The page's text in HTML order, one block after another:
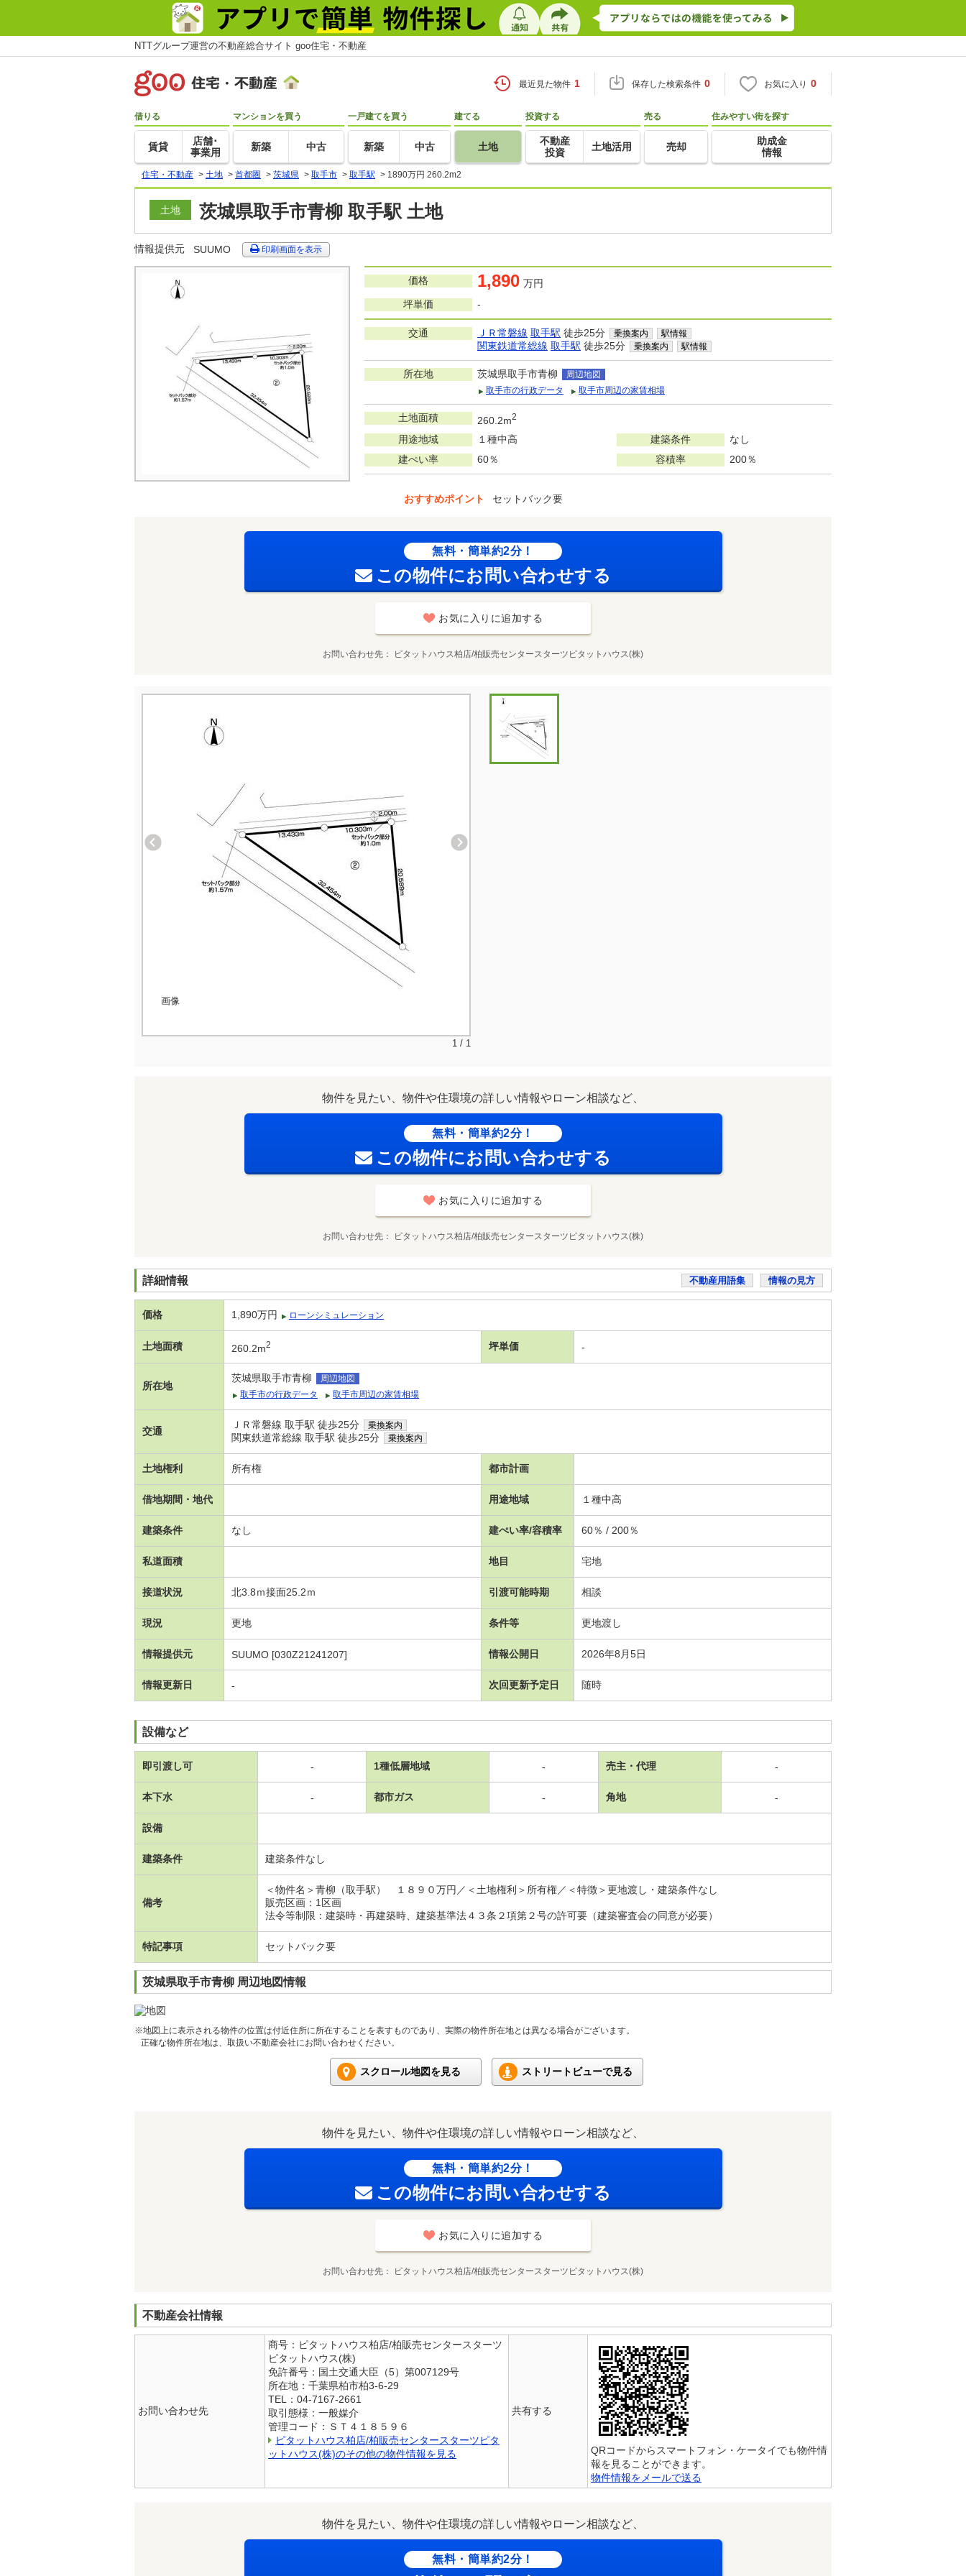
NTTグループ運営の不動産総合サイト goo住宅・不動産
最近見た物件 1 保存した検索条件 0 お気に入り 0
借りる
賃貸
店舗･
事業用
マンションを買う
新築 中古
一戸建てを買う
新築 中古
建てる
土地
投資する
不動産
投資
土地活用
売る
売却
住みやすい街を探す
助成金
情報
住宅・不動産 > 土地 > 首都圏 > 茨城県 > 取手市 > 取手駅 > 1890万円 260.2m2
土地 茨城県取手市青柳 取手駅 土地
情報提供元 SUUMO 印刷画面を表示
価格 1,890 万円
坪単価
-
交通 ＪＲ常磐線 取手駅 徒歩25分 乗換案内 駅情報
関東鉄道常総線 取手駅 徒歩25分 乗換案内 駅情報
所在地 茨城県取手市青柳
周辺地図
取手市の行政データ
取手市周辺の家賃相場
土地面積 260.2m2
用途地域 １種中高 建築条件
なし
建ぺい率
60％ 容積率 200％
おすすめポイント セットバック要
無料・簡単約2分！
この物件にお問い合わせする
お気に入りに追加する
お問い合わせ先 ピタットハウス柏店/柏販売センタースターツピタットハウス(株)
画像
1 / 1
物件を見たい、物件や住環境の詳しい情報やローン相談など、
無料・簡単約2分！
この物件にお問い合わせする
お気に入りに追加する
お問い合わせ先 ピタットハウス柏店/柏販売センタースターツピタットハウス(株)
詳細情報 不動産用語集 情報の見方
価格 1,890万円 ローンシミュレーション
土地面積 260.2m2 坪単価 -
所在地
茨城県取手市青柳
周辺地図
取手市の行政データ
取手市周辺の家賃相場
交通
ＪＲ常磐線 取手駅 徒歩25分 乗換案内
関東鉄道常総線 取手駅 徒歩25分 乗換案内
土地権利 所有権 都市計画
借地期間・地代 用途地域 １種中高
建築条件 なし 建ぺい率/容積率 60％ / 200％
私道面積 地目 宅地
接道状況 北3.8ｍ接面25.2ｍ 引渡可能時期 相談
現況 更地 条件等 更地渡し
情報提供元 SUUMO [030Z21241207] 情報公開日 2026年8月5日
情報更新日 - 次回更新予定日 随時
設備など
即引渡し可 - 1種低層地域 - 売主・代理 -
本下水 - 都市ガス - 角地 -
設備
建築条件 建築条件なし
備考
＜物件名＞青柳（取手駅） １８９０万円／＜土地権利＞所有権／＜特徴＞更地渡し・建築条件なし
販売区画：1区画
法令等制限：建築時・再建築時、建築基準法４３条２項第２号の許可要（建築審査会の同意が必要）
特記事項 セットバック要
茨城県取手市青柳 周辺地図情報
※地図上に表示される物件の位置は付近住所に所在することを表すものであり、実際の物件所在地とは異なる場合がございます。
正確な物件所在地は、取扱い不動産会社にお問い合わせください。
スクロール地図を見る ストリートビューで見る
物件を見たい、物件や住環境の詳しい情報やローン相談など、
無料・簡単約2分！
この物件にお問い合わせする
お気に入りに追加する
お問い合わせ先 ピタットハウス柏店/柏販売センタースターツピタットハウス(株)
不動産会社情報
お問い合わせ先
商号：ピタットハウス柏店/柏販売センタースターツ
ピタットハウス(株)
免許番号：国土交通大臣（5）第007129号
所在地：千葉県柏市柏3-6-29
TEL：04-7167-2661
取引態様：一般媒介
管理コード：ＳＴ４１８５９６
ピタットハウス柏店/柏販売センタースターツピタ
ットハウス(株)のその他の物件情報を見る
共有する
QRコードからスマートフォン・ケータイでも物件情
報を見ることができます。
物件情報をメールで送る
物件を見たい、物件や住環境の詳しい情報やローン相談など、
無料・簡単約2分！